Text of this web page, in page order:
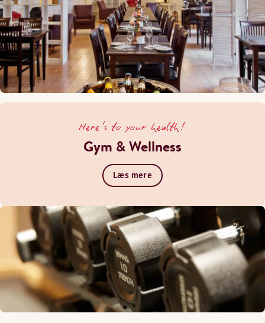
Here's to your health!
Gym & Wellness
Læs mere